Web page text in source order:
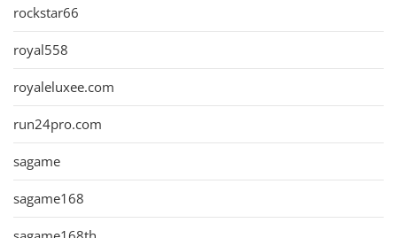
rockstar66
royal558
royaleluxee.com
run24pro.com
sagame
sagame168